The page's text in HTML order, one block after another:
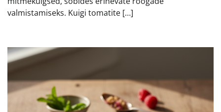
valmistamiseks. Kuigi tomatite […]